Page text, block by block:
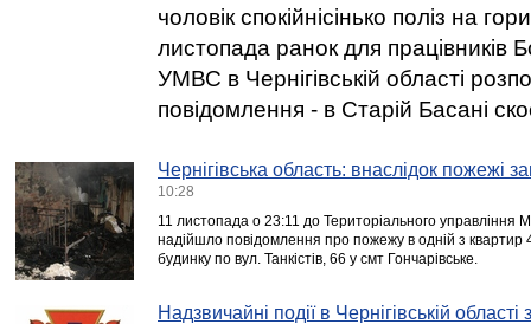
чоловік спокійнісінько поліз на
листопада ранок для працівників
УМВС в Чернігівській області
повідомлення - в Старій Басані
Чернігівська область: внаслідок пожежі
10:28
11 листопада о 23:11 до Територіального управління
надійшло повідомлення про пожежу в одній з квартир
будинку по вул. Танкістів, 66 у смт Гончарівське.
Надзвичайні події в Чернігівській